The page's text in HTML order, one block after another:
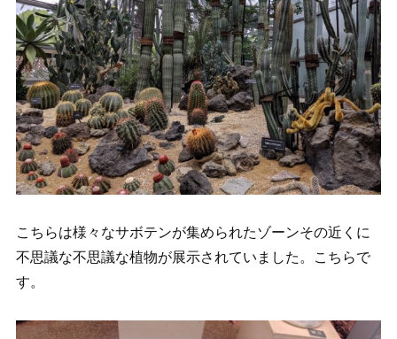
こちらは様々なサボテンが集められたゾーンその近くに
不思議な不思議な植物が展示されていました。こちらで
す。